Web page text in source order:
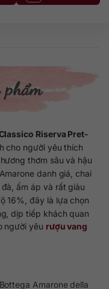
Riserva Pret-
cho người yêu thích
thơm sâu và hậu
danh giá, chai
ấm áp và rất giàu
16%, đây là lựa chọn
dịp tiếp khách quan
người yêu rượu vang
Amarone della